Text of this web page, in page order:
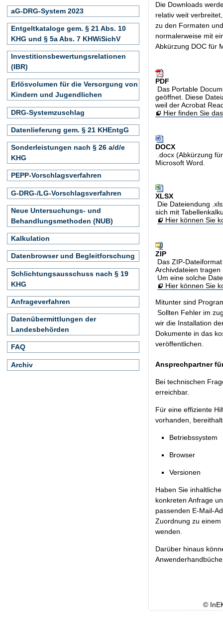
Die Downloads
relativ weit
zu den Formaten
normalerweise mit
Abkürzung DOC für
PDF
Das Portable
geöffnet. Diese
weil der Acrobat
Hier finden Sie
DOCX
.docx (Abkürzung
Microsoft Word.
XLSX
Die Dateiendung
sich mit
Hier können Sie
ZIP
Das ZIP-
Archivdateien
Um eine solche
Hier können Sie
Mitunter sind
Sollten Fehler im
wir die Installation
Dokumente in das
veröffentlichen.
Ansprechpartner
Bei technischen
erreichbar.
Für eine effiziente
vorhanden,
Betriebssystem
Browser
Versionen
Haben Sie
konkreten Anfrage
passenden E-Mail-
Zuordnung zu
wenden.
Darüber hinaus
aG-DRG-System 2023
Entgeltkataloge gem. § 21 Abs. 10
KHG und § 5a Abs. 7 KHWiSichV
Investitionsbewertungsrelationen
(IBR)
Erlösvolumen für die Versorgung von
Kindern und Jugendlichen
DRG-Systemzuschlag
Datenlieferung gem. § 21 KHEntgG
Sonderleistungen nach § 26 a/d/e
KHG
PEPP-Vorschlagsverfahren
G-DRG-/LG-Vorschlagsverfahren
Neue Untersuchungs- und
Behandlungsmethoden (NUB)
Kalkulation
Datenbrowser und Begleitforschung
Schlichtungsausschuss nach § 19
KHG
Anfrageverfahren
Datenübermittlungen der
Landesbehörden
FAQ
Archiv
©